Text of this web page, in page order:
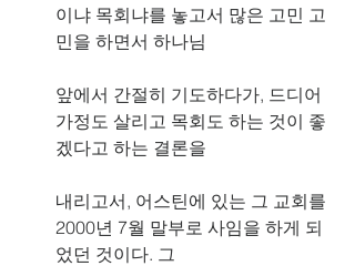
이냐 목회냐를 놓고서 많은 고민 고
민을 하면서 하나님
앞에서 간절히 기도하다가, 드디어
가정도 살리고 목회도 하는 것이 좋
겠다고 하는 결론을
내리고서, 어스틴에 있는 그 교회를
2000년 7월 말부로 사임을 하게 되
었던 것이다. 그